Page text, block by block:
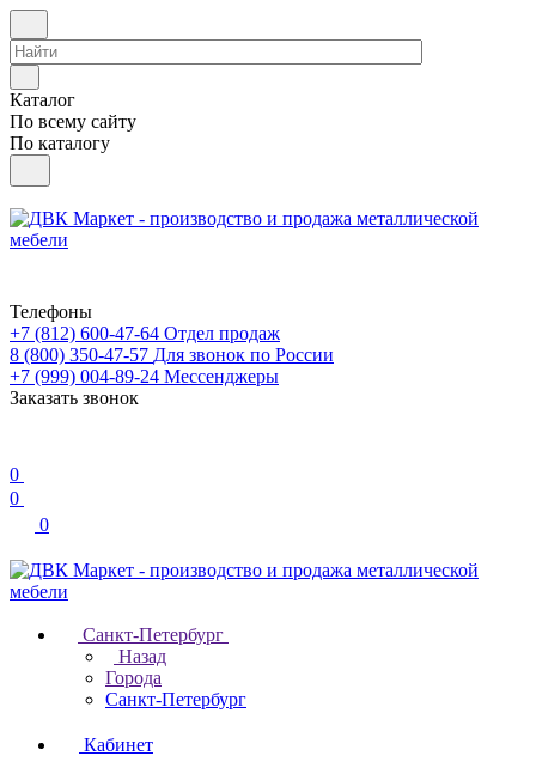
Каталог
По всему сайту
По каталогу
Телефоны
+7 (812) 600-47-64 Отдел продаж
8 (800) 350-47-57 Для звонок по России
+7 (999) 004-89-24 Мессенджеры
Заказать звонок
0
0
0
Санкт-Петербург
Назад
Города
Санкт-Петербург
Кабинет